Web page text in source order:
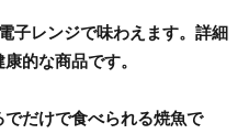
子レンジで味わえます。詳細
的な商品です。
だけで食べられる焼魚で